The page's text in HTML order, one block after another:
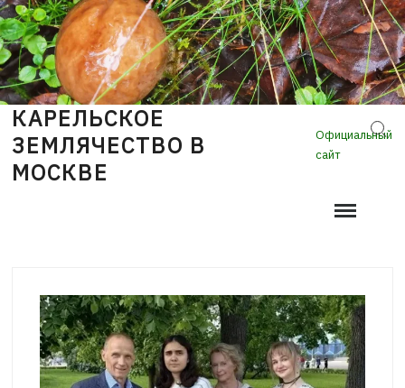
Skip
to
content
КАРЕЛЬСКОЕ
ЗЕМЛЯЧЕСТВО В
МОСКВЕ
Официальный
сайт